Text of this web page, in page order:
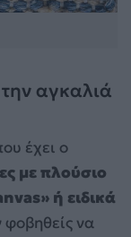
αγκαλιά
έχει ο
με πλούσιο
ή ειδικά
να